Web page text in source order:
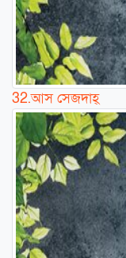
32.আস সেজদাহ্